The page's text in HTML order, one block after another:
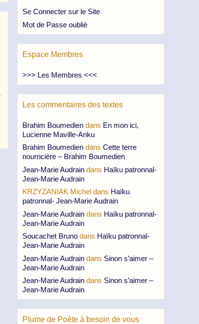
Se Connecter sur le Site
Mot de Passe oublié
Espace Membres
>>> Les Membres <<<
Les commentaires des textes
Brahim Boumedien dans En mon ici,
Lucienne Maville-Anku
Brahim Boumedien dans Cette terre
nourricière – Brahim Boumedien
Jean-Marie Audrain dans Haïku patronnal-
Jean-Marie Audrain
KRZYZANIAK Michel dans Haïku
patronnal- Jean-Marie Audrain
Jean-Marie Audrain dans Haïku patronnal-
Jean-Marie Audrain
Soucachet Bruno dans Haïku patronnal-
Jean-Marie Audrain
Jean-Marie Audrain dans Sinon s’aimer –
Jean-Marie Audrain
Jean-Marie Audrain dans Sinon s’aimer –
Jean-Marie Audrain
Plume de Poète à besoin de vous